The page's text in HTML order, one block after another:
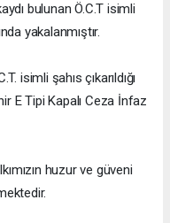
bulunan Ö.C.T isimli
yakalanmıştır.
isimli şahıs çıkarıldığı
E Tipi Kapalı Ceza İnfaz
huzur ve güveni